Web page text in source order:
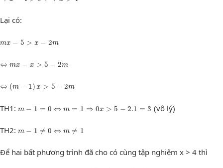
Lại có:
mx − 5 > x − 2m
5>
⇔ mx − x > 5 − 2m
2
⇔ (m − 1) x > 5 − 2m
m x> 2m
TH1: m − 1 = 0 ⇔ m = 1 ⇒ 0x > 5 − 2.1 = 3
3 (vô lý)
TH2: m − 1 ≠ 0 ⇔ m ≠ 1
0
Để hai bất phương trình đã cho có cùng tập nghiệm x > 4 thì